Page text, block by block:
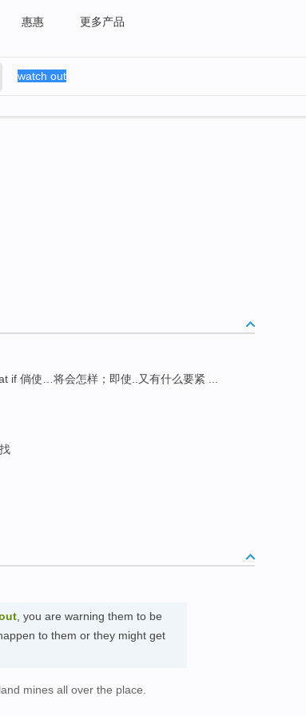
惠惠 更多产品
if 倘使…将会怎样；即使..又有什么要紧 ...
, you are warning them to be
to them or they might get
mines all over the place.